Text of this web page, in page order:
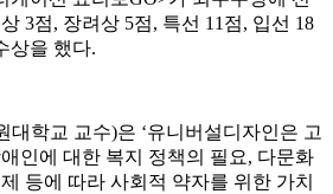
3점, 장려상 5점, 특선 11점, 입선 18
상을 했다.
대학교 교수)은 ‘유니버설디자인은 고
인에 대한 복지 정책의 필요, 다문화
등에 따라 사회적 약자를 위한 가치